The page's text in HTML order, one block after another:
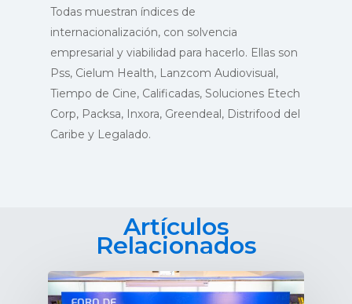
Todas muestran índices de
internacionalización, con solvencia
empresarial y viabilidad para hacerlo. Ellas son
Pss, Cielum Health, Lanzcom Audiovisual,
Tiempo de Cine, Calificadas, Soluciones Etech
Corp, Packsa, Inxora, Greendeal, Distrifood del
Caribe y Legalado.
Artículos
Relacionados
Registro
PROEXCA
Quiénes Somos
Misión y Objetivos
SERVICIOS
Promoción exterior
RECURSOS